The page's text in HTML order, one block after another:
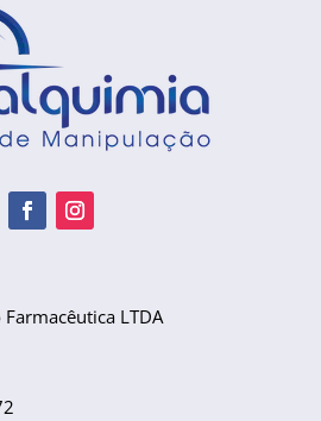
LTDA